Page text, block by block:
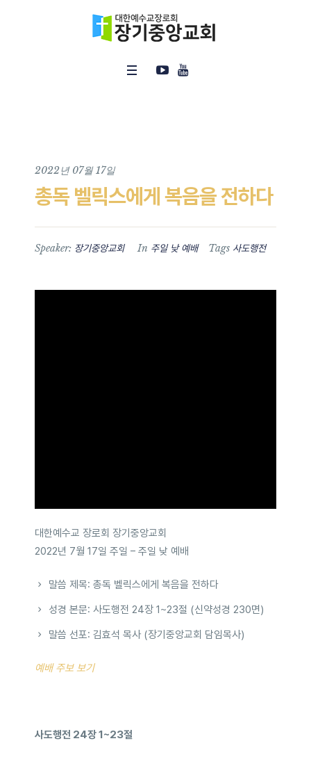
2022년 07월 17일
총독 벨릭스에게 복음을 전하다
Speaker: 장기중앙교회 In 주일 낮 예배 Tags 사도행전
대한예수교 장로회 장기중앙교회
2022년 7월 17일 주일 – 주일 낮 예배
말씀 제목: 총독 벨릭스에게 복음을 전하다
성경 본문: 사도행전 24장 1~23절 (신약성경 230면)
말씀 선포: 김효석 목사 (장기중앙교회 담임목사)
예배 주보 보기
사도행전 24장 1~23절